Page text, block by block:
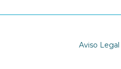
Aviso Legal